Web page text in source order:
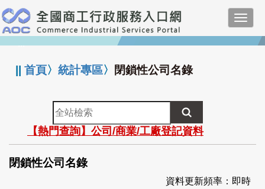
跳
到
主
要
:::
||首頁〉統計專區〉 閉鎖性公司名錄
全
站
檢
索
【熱門查詢】公司/商業/工廠登記資料
閉鎖性公司名錄
資料更新頻率：即時